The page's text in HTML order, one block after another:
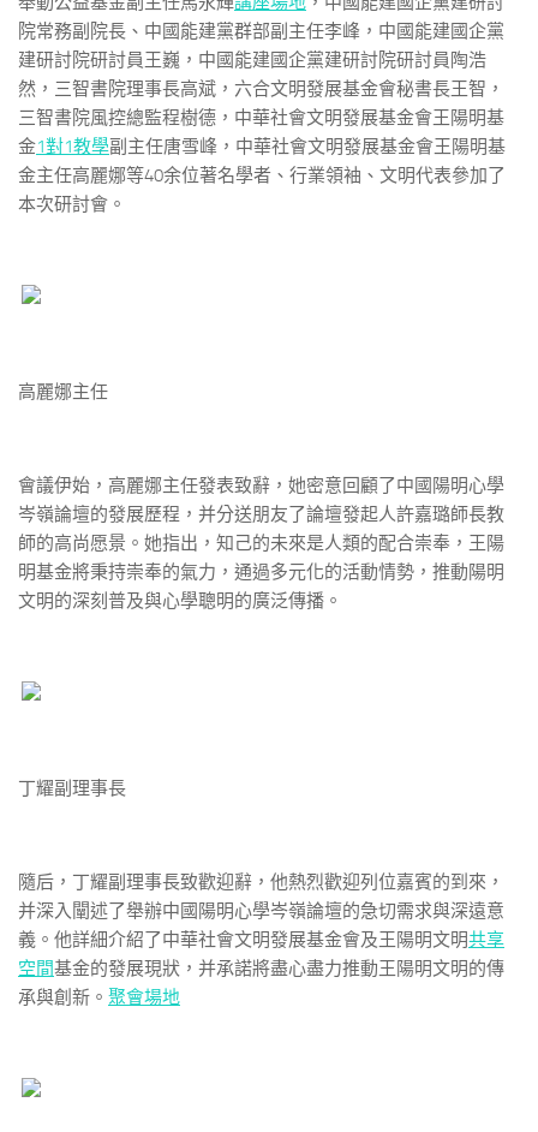
院常務副院長、中國能建黨群部副主任李峰，中國能建國企黨
建研討院研討員王巍，中國能建國企黨建研討院研討員陶浩
然，三智書院理事長高斌，六合文明發展基金會秘書長王智，
三智書院風控總監程樹德，中華社會文明發展基金會王陽明基
金1對1教學副主任唐雪峰，中華社會文明發展基金會王陽明基
金主任高麗娜等40余位著名學者、行業領袖、文明代表參加了
本次研討會。
高麗娜主任
會議伊始，高麗娜主任發表致辭，她密意回顧了中國陽明心學
岑嶺論壇的發展歷程，并分送朋友了論壇發起人許嘉璐師長教
師的高尚愿景。她指出，知己的未來是人類的配合崇奉，王陽
明基金將秉持崇奉的氣力，通過多元化的活動情勢，推動陽明
文明的深刻普及與心學聰明的廣泛傳播。
丁耀副理事長
隨后，丁耀副理事長致歡迎辭，他熱烈歡迎列位嘉賓的到來，
并深入闡述了舉辦中國陽明心學岑嶺論壇的急切需求與深遠意
義。他詳細介紹了中華社會文明發展基金會及王陽明文明共享
空間基金的發展現狀，并承諾將盡心盡力推動王陽明文明的傳
承與創新。 聚會場地